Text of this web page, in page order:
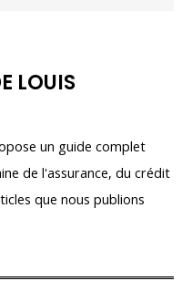
LOUIS
un guide complet
de l'assurance, du crédit
que nous publions